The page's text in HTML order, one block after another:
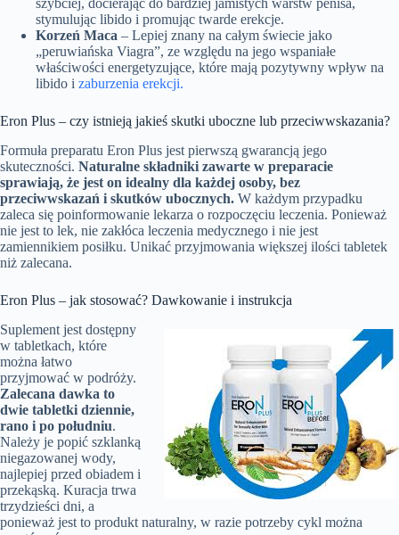
szybciej, docierając do bardziej jamistych warstw penisa,
stymulując libido i promując twarde erekcje.
Korzeń Maca – Lepiej znany na całym świecie jako
„peruwiańska Viagra”, ze względu na jego wspaniałe
właściwości energetyzujące, które mają pozytywny wpływ na
libido i zaburzenia erekcji.
Eron Plus – czy istnieją jakieś skutki uboczne lub przeciwwskazania?
Formuła preparatu Eron Plus jest pierwszą gwarancją jego
skuteczności. Naturalne składniki zawarte w preparacie
sprawiają, że jest on idealny dla każdej osoby, bez
przeciwwskazań i skutków ubocznych. W każdym przypadku
zaleca się poinformowanie lekarza o rozpoczęciu leczenia. Ponieważ
nie jest to lek, nie zakłóca leczenia medycznego i nie jest
zamiennikiem posiłku. Unikać przyjmowania większej ilości tabletek
niż zalecana.
Eron Plus – jak stosować? Dawkowanie i instrukcja
Suplement jest dostępny
w tabletkach, które
można łatwo
przyjmować w podróży.
Zalecana dawka to
dwie tabletki dziennie,
rano i po południu.
Należy je popić szklanką
niegazowanej wody,
najlepiej przed obiadem i
przekąską. Kuracja trwa
trzydzieści dni, a
ponieważ jest to produkt naturalny, w razie potrzeby cykl można